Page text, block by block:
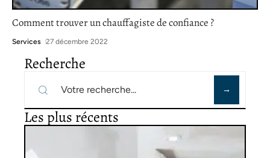
Comment trouver un chauffagiste de confiance ?
Services 27 décembre 2022
Recherche
Les plus récents